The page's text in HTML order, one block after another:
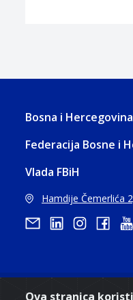
Ova stranica
Bosna i Hercegovina
Federacija Bosne i
Vlada FBiH
Hamdije Čemerlića